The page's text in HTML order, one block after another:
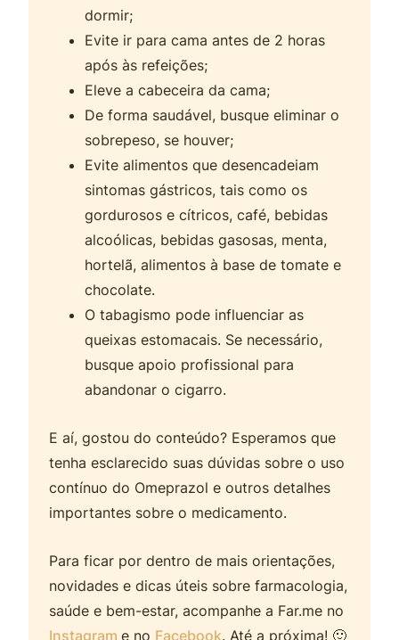
dormir;
Evite ir para cama antes de 2 horas
após às refeições;
Eleve a cabeceira da cama;
De forma saudável, busque eliminar o
sobrepeso, se houver;
Evite alimentos que desencadeiam
sintomas gástricos, tais como os
gordurosos e cítricos, café, bebidas
alcoólicas, bebidas gasosas, menta,
hortelã, alimentos à base de tomate e
chocolate.
O tabagismo pode influenciar as
queixas estomacais. Se necessário,
busque apoio profissional para
abandonar o cigarro.
E aí, gostou do conteúdo? Esperamos que
tenha esclarecido suas dúvidas sobre o uso
contínuo do Omeprazol e outros detalhes
importantes sobre o medicamento.
Para ficar por dentro de mais orientações,
novidades e dicas úteis sobre farmacologia,
saúde e bem-estar, acompanhe a Far.me no
Instagrame no Facebook. Até a próxima! 🙂